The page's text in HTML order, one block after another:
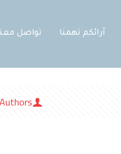
آرائكم تهمنا تواصل
Authors